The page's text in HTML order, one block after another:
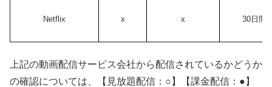
Netflix x x 30日間
上記の動画配信サービス会社から配信されているかどうか
の確認については、【見放題配信：○】【課金配信：●】